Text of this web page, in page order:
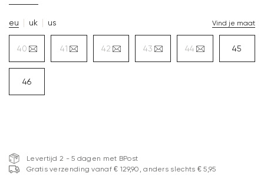
eu uk us Vind je maat
40 41 42 43 44 45
46
Levertijd 2 - 5 dagen met BPost
Gratis verzending vanaf € 129,90, anders slechts € 5,95